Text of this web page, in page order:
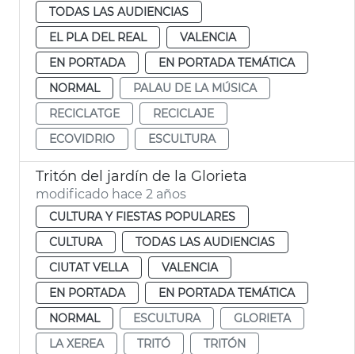
TODAS LAS AUDIENCIAS
EL PLA DEL REAL
VALENCIA
EN PORTADA
EN PORTADA TEMÁTICA
NORMAL
PALAU DE LA MÚSICA
RECICLATGE
RECICLAJE
ECOVIDRIO
ESCULTURA
Tritón del jardín de la Glorieta
modificado hace 2 años
CULTURA Y FIESTAS POPULARES
CULTURA
TODAS LAS AUDIENCIAS
CIUTAT VELLA
VALENCIA
EN PORTADA
EN PORTADA TEMÁTICA
NORMAL
ESCULTURA
GLORIETA
LA XEREA
TRITÓ
TRITÓN